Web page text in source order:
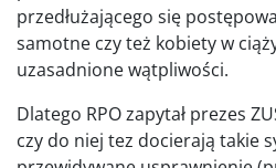
przedłużającego się
samotne czy też kobiety w
uzasadnione wątpliwości.
Dlatego RPO zapytał prezes
czy do niej tez docierają takie